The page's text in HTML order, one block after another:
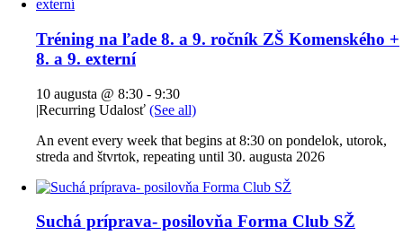
Tréning na ľade 8. a 9. ročník ZŠ Komenského +
8. a 9. externí
10 augusta @ 8:30 - 9:30
|Recurring Udalosť (See all)
An event every week that begins at 8:30 on pondelok, utorok,
streda and štvrtok, repeating until 30. augusta 2026
Suchá príprava- posilovňa Forma Club SŽ